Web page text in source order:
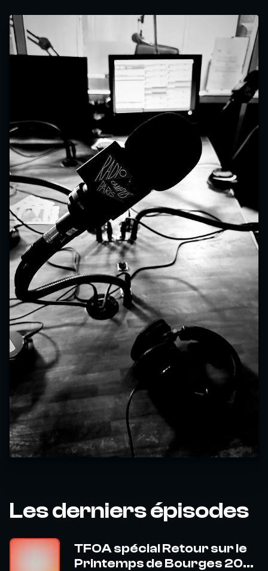
Les derniers épisodes
TFOA spécial Retour sur le
Printemps de Bourges 20...